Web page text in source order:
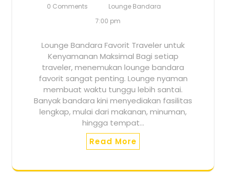
0 Comments
Lounge Bandara
7:00 pm
Lounge Bandara Favorit Traveler untuk
Kenyamanan Maksimal Bagi setiap
traveler, menemukan lounge bandara
favorit sangat penting. Lounge nyaman
membuat waktu tunggu lebih santai.
Banyak bandara kini menyediakan fasilitas
lengkap, mulai dari makanan, minuman,
hingga tempat…
Read More